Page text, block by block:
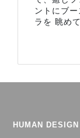
ントにブ
ラを 眺め
HUMAN DESIGN